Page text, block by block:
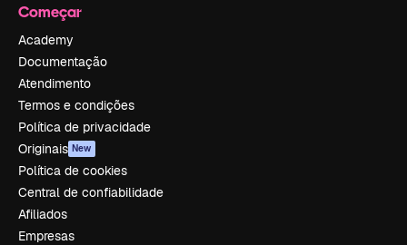
Começar
Academy
Documentação
Atendimento
Termos e condições
Política de privacidade
Originais New
Política de cookies
Central de confiabilidade
Afiliados
Empresas